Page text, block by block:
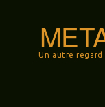
Un autre regard